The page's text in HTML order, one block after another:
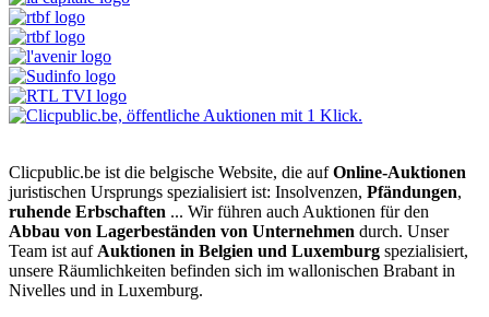
Clicpublic.be ist die belgische Website, die aufOnline-Auktionen
juristischen Ursprungs spezialisiert ist: Insolvenzen, Pfändungen,
ruhende Erbschaften ... Wir führen auch Auktionen für den
Abbau von Lagerbeständen von Unternehmen durch. Unser
Team ist aufAuktionen in Belgien und Luxemburg spezialisiert,
unsere Räumlichkeiten befinden sich im wallonischen Brabant in
Nivelles und in Luxemburg.